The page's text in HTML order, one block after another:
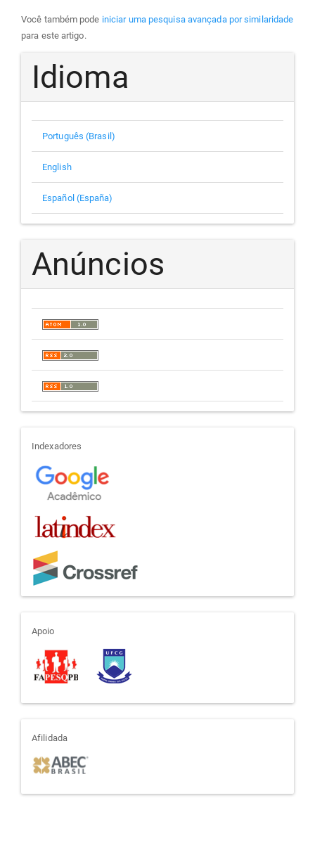
Você também pode iniciar uma pesquisa avançada por similaridade
para este artigo.
Idioma
Português (Brasil)
English
Español (España)
Anúncios
indexadores
Indexadores
apoio
Apoio
afiliada
Afilidada